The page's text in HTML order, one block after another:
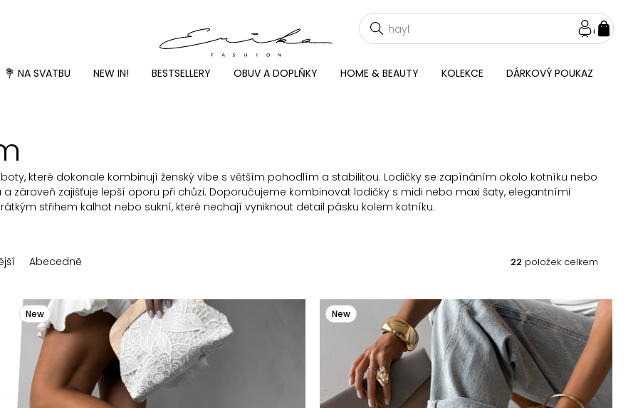
💐 NA SVATBU NEW IN! BESTSELLERY OBUV A DOPLŇKY HOME & BEAUTY KOLEKCE DÁRKOVÝ POUKAZ
které dokonale kombinují ženský vibe s větším pohodlím a stabilitou. Lodičky se zapínáním okolo kotníku nebo
zároveň zajišťuje lepší oporu při chůzi. Doporučujeme kombinovat lodičky s midi nebo maxi šaty, elegantními
střihem kalhot nebo sukní, které nechají vyniknout detail pásku kolem kotníku.
Abecedně 22 položek celkem
New New